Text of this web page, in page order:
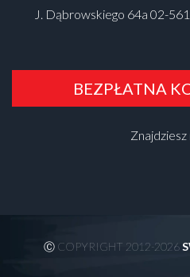
J. Dąbrowskiego 64a 02-
BEZPŁATNA
Znajdziesz
Ⓒ COPYRIGHT 2012-2026